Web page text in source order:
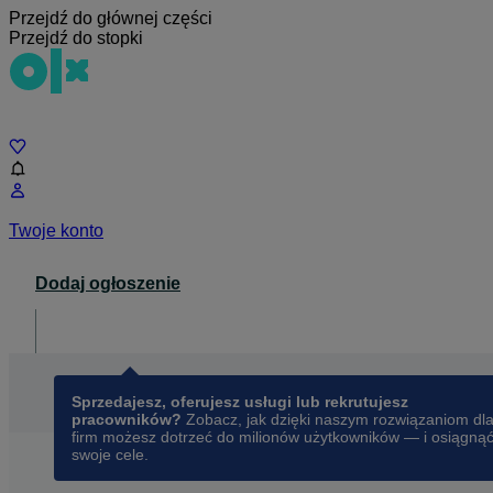
Przejdź do głównej części
Przejdź do stopki
Twoje konto
Dodaj ogłoszenie
Sprzedajesz, oferujesz usługi lub rekrutujesz
pracowników? Zobacz, jak dzięki naszym rozwiązaniom dla
firm możesz dotrzeć do milionów użytkowników — i osiągnąć
swoje cele.